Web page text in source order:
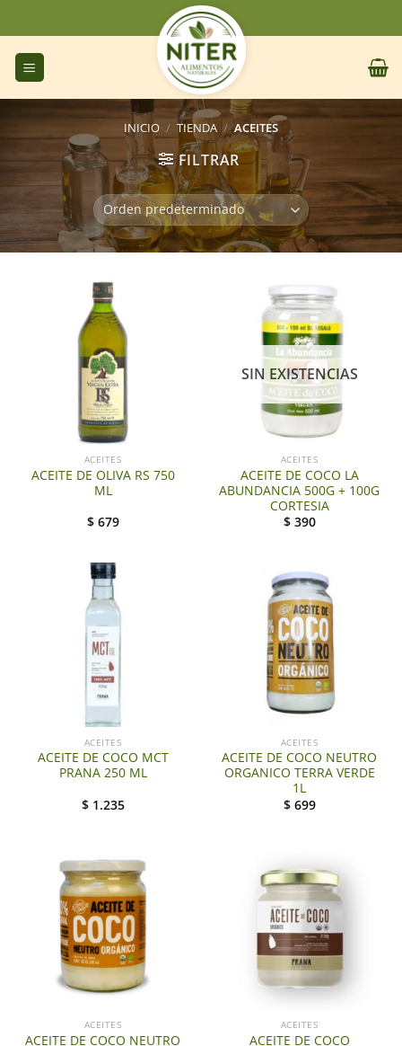
al
contenido
INICIO / TIENDA / ACEITES
FILTRAR
ACEITES
ACEITE DE OLIVA RS 750
ML
$ 679
SIN EXISTENCIAS
ACEITES
ACEITE DE COCO LA
ABUNDANCIA 500G + 100G
CORTESIA
$ 390
ACEITES
ACEITE DE COCO MCT
PRANA 250 ML
$ 1.235
ACEITES
ACEITE DE COCO NEUTRO
ORGANICO TERRA VERDE
1L
$ 699
ACEITES
ACEITE DE COCO NEUTRO
ACEITES
ACEITE DE COCO